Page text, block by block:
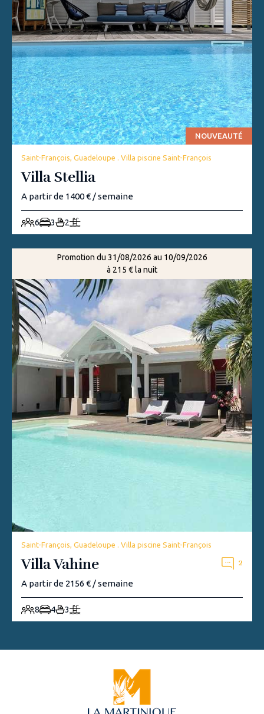
NOUVEAUTÉ
Saint-François, Guadeloupe . Villa piscine Saint-François
Villa Stellia
A partir de 1400 € / semaine
6 3 2
Promotion du 31/08/2026 au 10/09/2026
à 215 € la nuit
Saint-François, Guadeloupe . Villa piscine Saint-François
Villa Vahine 2
A partir de 2156 € / semaine
8 4 3